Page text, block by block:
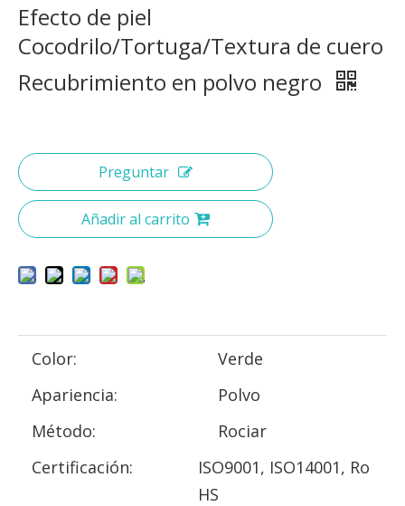
Efecto de piel
Cocodrilo/Tortuga/Textura de cuero
Recubrimiento en polvo negro
Preguntar
Añadir al carrito
Color:
Verde
Apariencia:
Polvo
Método:
Rociar
Certificación:
ISO9001, ISO14001, Ro
HS